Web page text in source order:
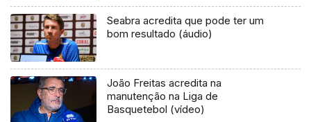
Seabra acredita que pode ter um
bom resultado (áudio)
João Freitas acredita na
manutenção na Liga de
Basquetebol (vídeo)